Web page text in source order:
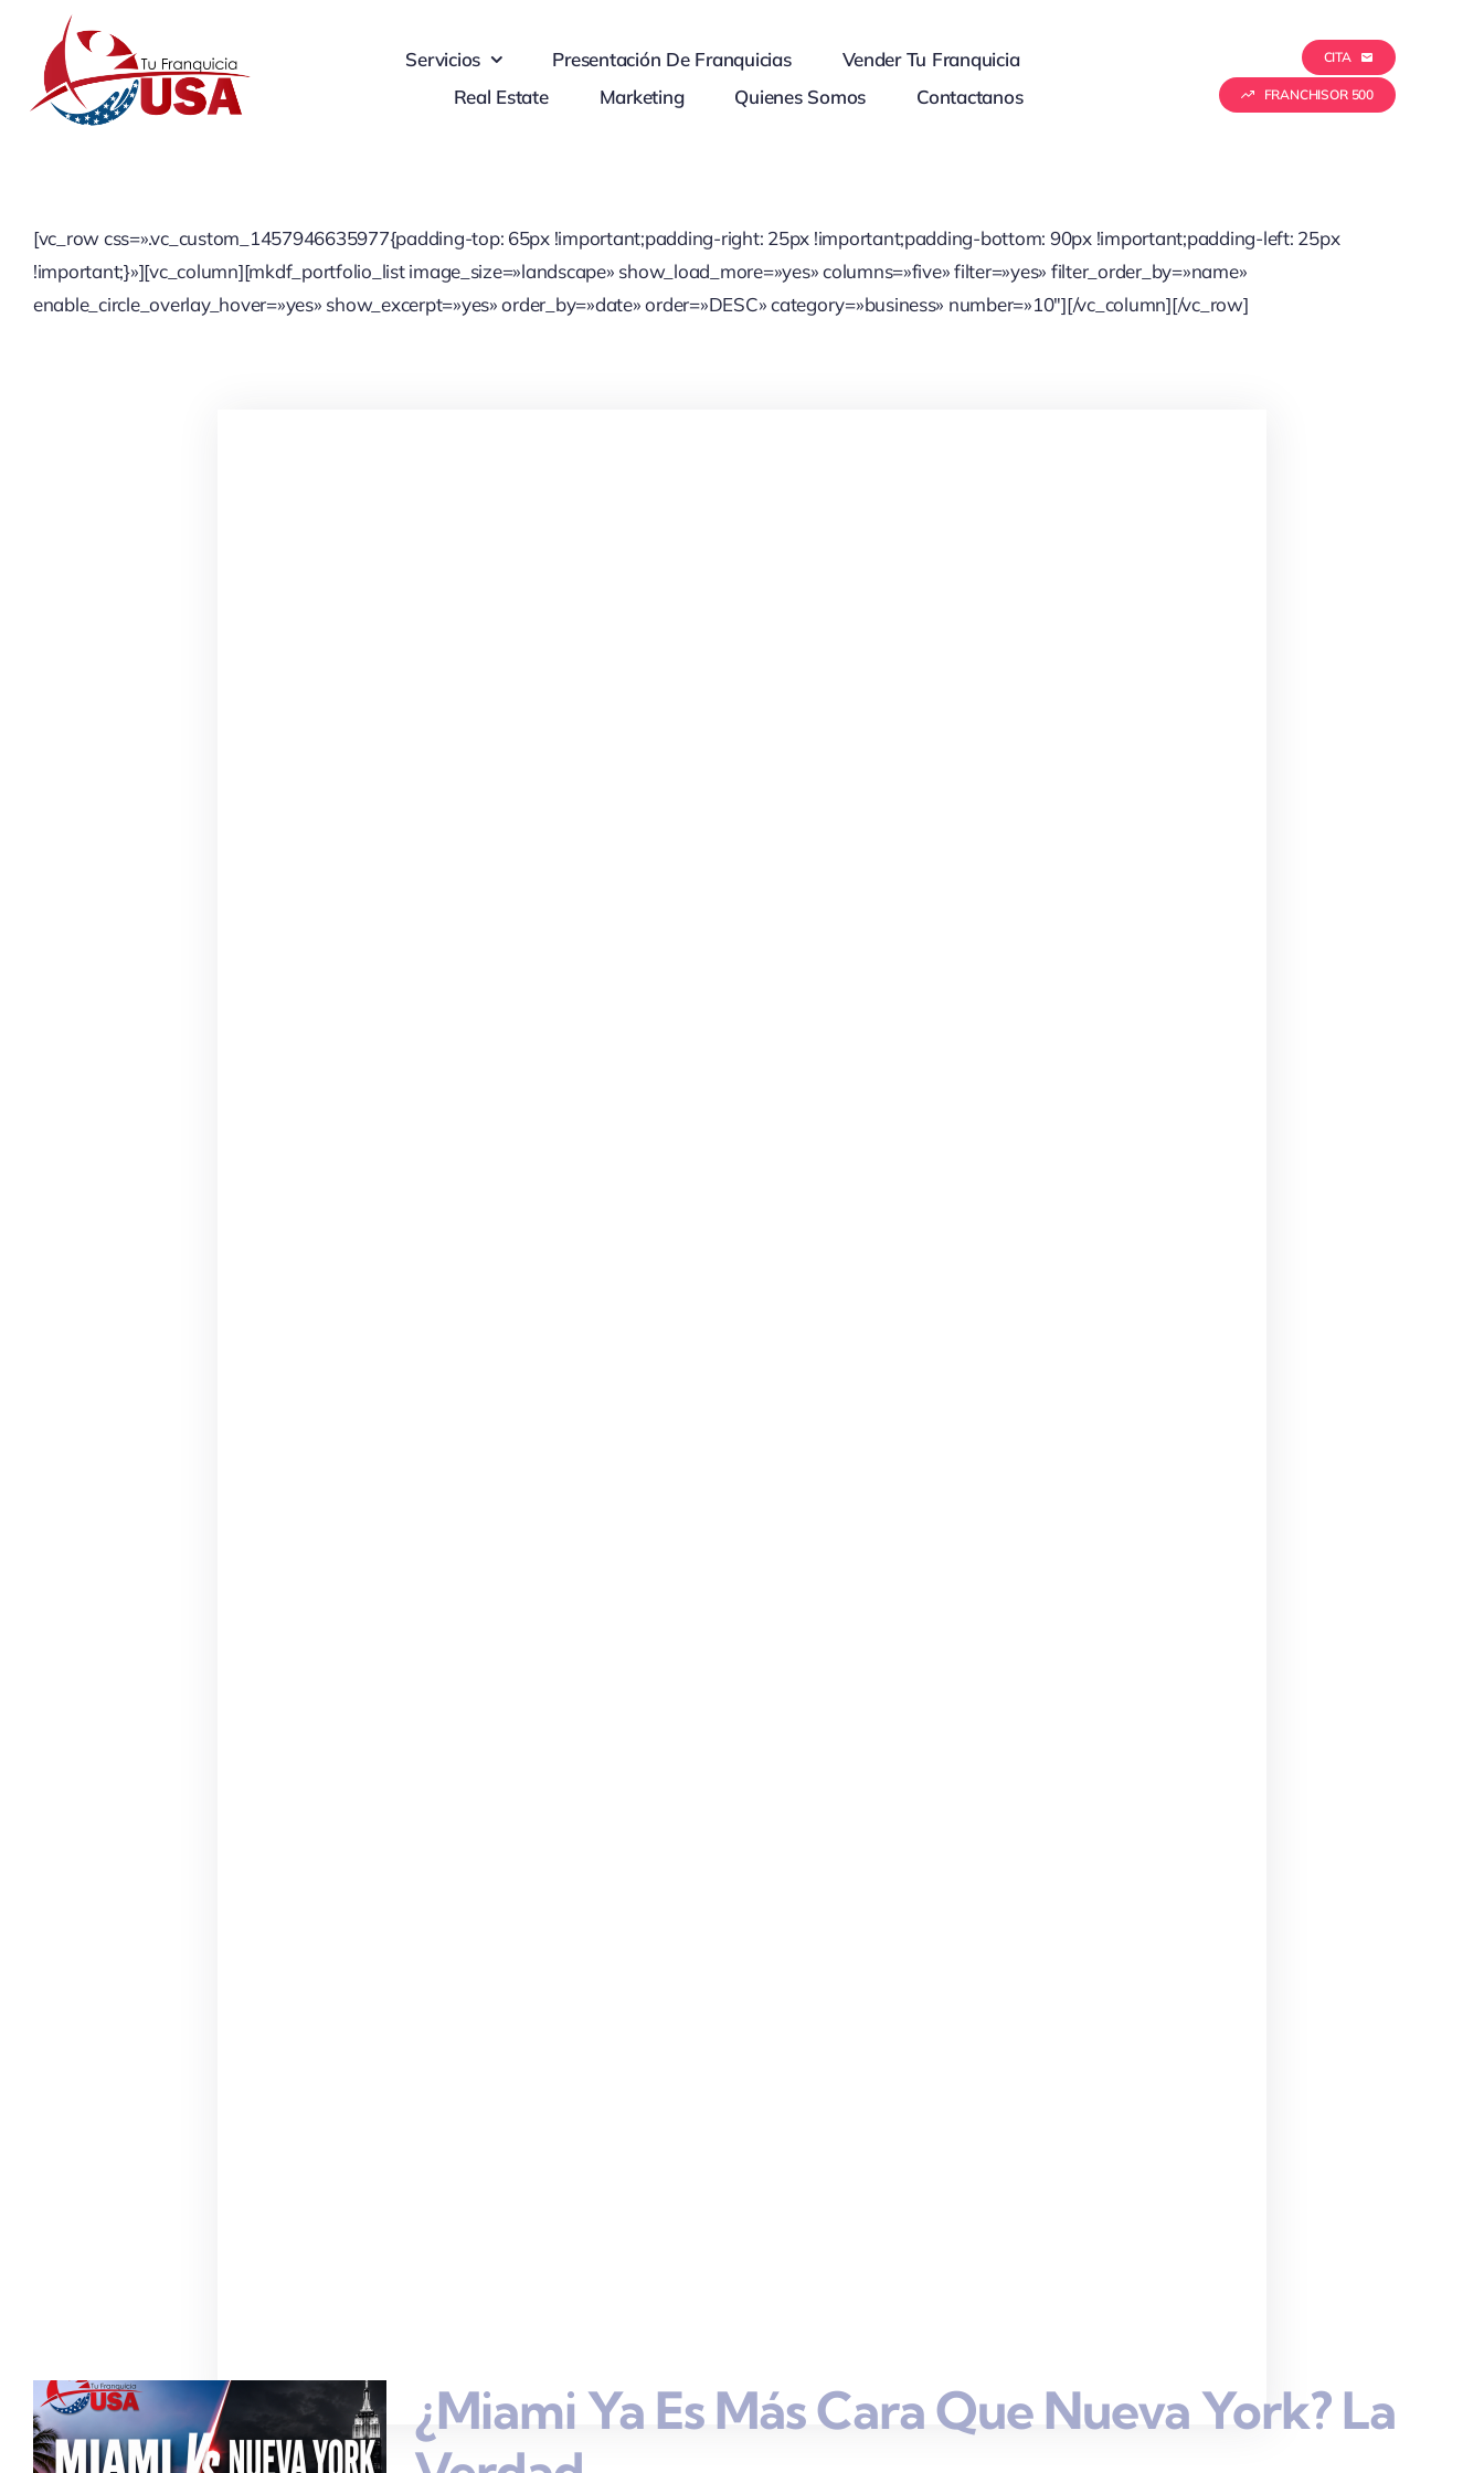
content
Servicios Presentación De Franquicias
Vender Tu Franquicia
Real Estate
Marketing Quienes Somos Contactanos
CITA
FRANCHISOR 500
[vc_row css=».vc_custom_1457946635977{padding-top: 65px !important;padding-right: 25px !important;padding-bottom: 90px !important;padding-left: 25px
!important;}»][vc_column][mkdf_portfolio_list image_size=»landscape» show_load_more=»yes» columns=»five» filter=»yes» filter_order_by=»name»
enable_circle_overlay_hover=»yes» show_excerpt=»yes» order_by=»date» order=»DESC» category=»business» number=»10″][/vc_column][/vc_row]
¿Miami Ya Es Más Cara Que Nueva York? La